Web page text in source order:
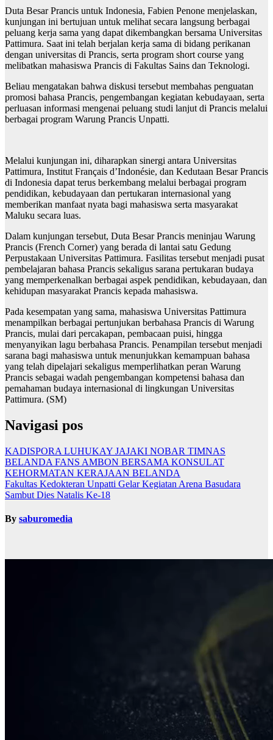
Duta Besar Prancis untuk Indonesia, Fabien Penone menjelaskan,
kunjungan ini bertujuan untuk melihat secara langsung berbagai
peluang kerja sama yang dapat dikembangkan bersama Universitas
Pattimura. Saat ini telah berjalan kerja sama di bidang perikanan
dengan universitas di Prancis, serta program short course yang
melibatkan mahasiswa Prancis di Fakultas Sains dan Teknologi.
Beliau mengatakan bahwa diskusi tersebut membahas penguatan
promosi bahasa Prancis, pengembangan kegiatan kebudayaan, serta
perluasan informasi mengenai peluang studi lanjut di Prancis melalui
berbagai program Warung Prancis Unpatti.
Melalui kunjungan ini, diharapkan sinergi antara Universitas
Pattimura, Institut Français d’Indonésie, dan Kedutaan Besar Prancis
di Indonesia dapat terus berkembang melalui berbagai program
pendidikan, kebudayaan dan pertukaran internasional yang
memberikan manfaat nyata bagi mahasiswa serta masyarakat
Maluku secara luas.
Dalam kunjungan tersebut, Duta Besar Prancis meninjau Warung
Prancis (French Corner) yang berada di lantai satu Gedung
Perpustakaan Universitas Pattimura. Fasilitas tersebut menjadi pusat
pembelajaran bahasa Prancis sekaligus sarana pertukaran budaya
yang memperkenalkan berbagai aspek pendidikan, kebudayaan, dan
kehidupan masyarakat Prancis kepada mahasiswa.
Pada kesempatan yang sama, mahasiswa Universitas Pattimura
menampilkan berbagai pertunjukan berbahasa Prancis di Warung
Prancis, mulai dari percakapan, pembacaan puisi, hingga
menyanyikan lagu berbahasa Prancis. Penampilan tersebut menjadi
sarana bagi mahasiswa untuk menunjukkan kemampuan bahasa
yang telah dipelajari sekaligus memperlihatkan peran Warung
Prancis sebagai wadah pengembangan kompetensi bahasa dan
pemahaman budaya internasional di lingkungan Universitas
Pattimura. (SM)
Navigasi pos
KADISPORA LUHUKAY JAJAKI NOBAR TIMNAS
BELANDA FANS AMBON BERSAMA KONSULAT
KEHORMATAN KERAJAAN BELANDA
Fakultas Kedokteran Unpatti Gelar Kegiatan Arena Basudara
Sambut Dies Natalis Ke-18
By saburomedia